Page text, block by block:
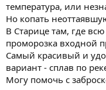
температура, или
Но копать
В Старице там, где
проморозка входной
Самый красивый и
вариант - сплав по
Могу помочь с